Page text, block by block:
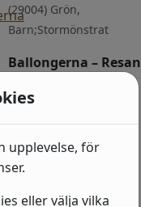
(29004) Grön,
Barn;Stormönstrat
Ballongerna – Resan
Barn;Stormönstrat
upplevelse, för
eller välja vilka